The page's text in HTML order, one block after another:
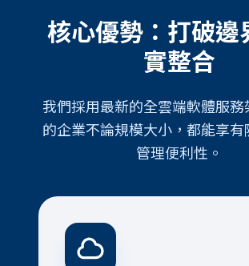
核心優勢：打破邊
實整合
我們採用最新的全雲端軟體服務
的企業不論規模大小，都能享有
管理便利性。